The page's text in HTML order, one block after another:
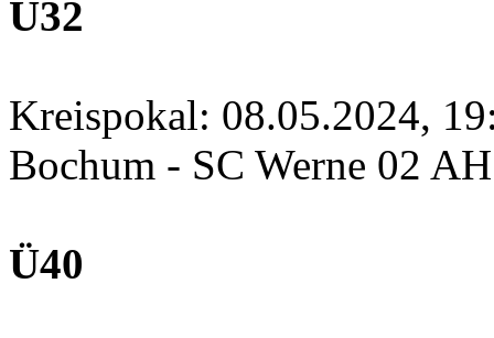
Ü32
Kreispokal: 08.05.2024,
Bochum - SC Werne 02
Ü40